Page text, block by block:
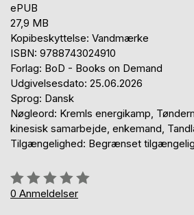
ePUB
27,9 MB
Kopibeskyttelse: Vandmærke
ISBN: 9788743024910
Forlag: BoD - Books on Demand
Udgivelsesdato: 25.06.2026
Sprog: Dansk
Nøgleord: Kremls energikamp,
kinesisk samarbejde, enkemand,
Tilgængelighed: Begrænset tilgængelig
Anmeldelse::
0%
0 Anmeldelser